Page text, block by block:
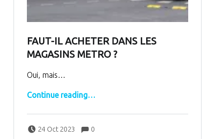
FAUT-IL ACHETER DANS LES
MAGASINS METRO ?
Oui, mais…
Continue reading“Faut-il acheter dans les magasins METRO ?”…
24 Oct 2023
bertrand Comments:0